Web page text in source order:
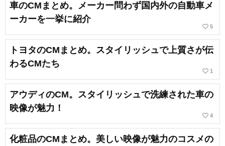
車のCMまとめ。メーカー問わず国内外の自動車メ
ーカーを一挙に紹介
favorite_border 5
トヨタのCMまとめ。スタイリッシュで上質さが伝
わるCMたち
favorite_border 1
アウディのCM。スタイリッシュで洗練された車の
映像が魅力！
favorite_border 4
化粧品のCMまとめ。美しい映像が魅力のコスメの